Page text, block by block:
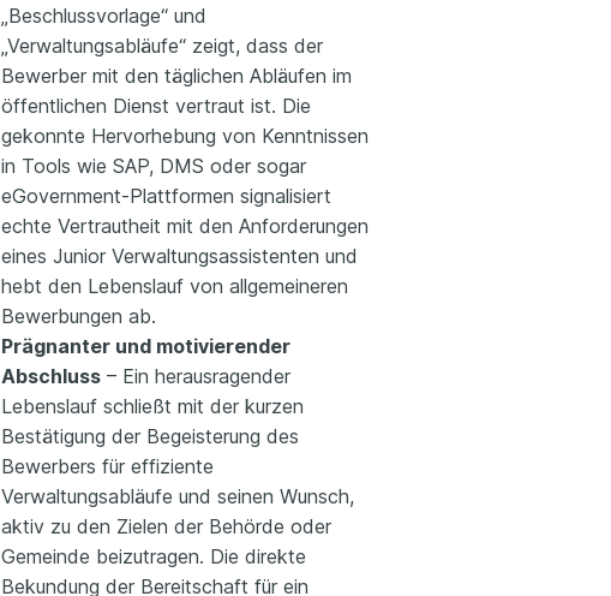
„Beschlussvorlage“ und
„Verwaltungsabläufe“ zeigt, dass der
Bewerber mit den täglichen Abläufen im
öffentlichen Dienst vertraut ist. Die
gekonnte Hervorhebung von Kenntnissen
in Tools wie SAP, DMS oder sogar
eGovernment-Plattformen signalisiert
echte Vertrautheit mit den Anforderungen
eines Junior Verwaltungsassistenten und
hebt den Lebenslauf von allgemeineren
Bewerbungen ab.
Prägnanter und motivierender
Abschluss – Ein herausragender
Lebenslauf schließt mit der kurzen
Bestätigung der Begeisterung des
Bewerbers für effiziente
Verwaltungsabläufe und seinen Wunsch,
aktiv zu den Zielen der Behörde oder
Gemeinde beizutragen. Die direkte
Bekundung der Bereitschaft für ein